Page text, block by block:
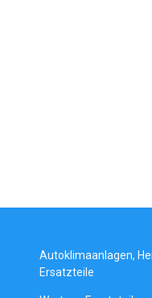
Autoklimaanlagen,
Ersatzteile